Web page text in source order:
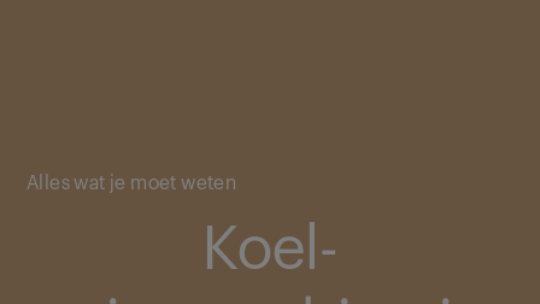
Alles wat je moet weten
Koel-